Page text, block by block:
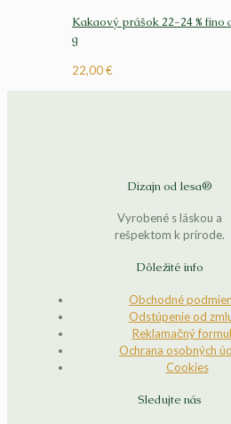
Kakaový prášok 22-24 % fino
g
22,00€
Dizajn od lesa®
Vyrobené s láskou a
rešpektom k prírode.
Dôležité info
Obchodné
Odstúpenie od
Reklamačný
Ochrana osobných
Cookies
Sledujte nás